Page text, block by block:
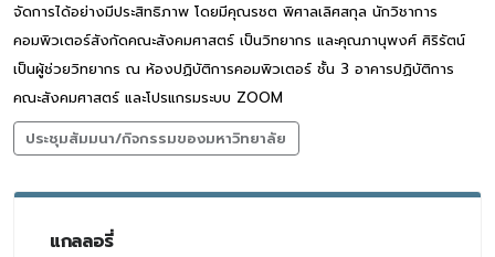
จัดการได้อย่างมีประสิทธิภาพ โดยมีคุณรชต พิศาลเลิศสกุล นักวิชาการ
คอมพิวเตอร์สังกัดคณะสังคมศาสตร์ เป็นวิทยากร และคุณภานุพงศ์ ศิริรัตน์
เป็นผู้ช่วยวิทยากร ณ ห้องปฏิบัติการคอมพิวเตอร์ ชั้น 3 อาคารปฏิบัติการ
คณะสังคมศาสตร์ และโปรแกรมระบบ ZOOM
ประชุมสัมมนา/กิจกรรมของมหาวิทยาลัย
แกลลอรี่